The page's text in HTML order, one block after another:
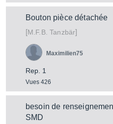
Bouton pièce détachée
[M.F.B. Tanzbär]
Rep. 1
Vues 426
Maximilien75
besoin de
SMD